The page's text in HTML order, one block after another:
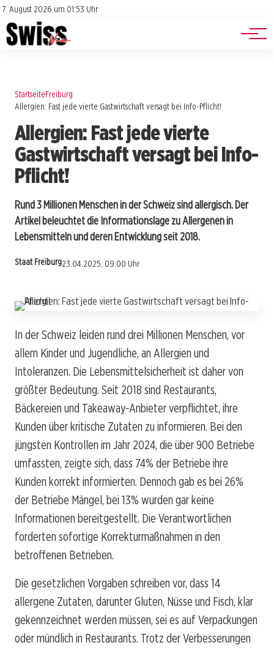
7. August 2026 um 01:53 Uhr
Impressum
Datenschutz
Jobs
Events
StartseiteFreiburg
Allergien: Fast jede vierte Gastwirtschaft versagt bei Info-Pflicht!
Allergien: Fast jede vierte
Gastwirtschaft versagt bei Info-
Pflicht!
Rund 3 Millionen Menschen in der Schweiz sind allergisch. Der
Artikel beleuchtet die Informationslage zu Allergenen in
Lebensmitteln und deren Entwicklung seit 2018.
Staat Freiburg23.04.2025, 09:00 Uhr
In der Schweiz leiden rund drei Millionen Menschen, vor
allem Kinder und Jugendliche, an Allergien und
Intoleranzen. Die Lebensmittelsicherheit ist daher von
größter Bedeutung. Seit 2018 sind Restaurants,
Bäckereien und Takeaway-Anbieter verpflichtet, ihre
Kunden über kritische Zutaten zu informieren. Bei den
jüngsten Kontrollen im Jahr 2024, die über 900 Betriebe
umfassten, zeigte sich, dass 74% der Betriebe ihre
Kunden korrekt informierten. Dennoch gab es bei 26%
der Betriebe Mängel, bei 13% wurden gar keine
Informationen bereitgestellt. Die Verantwortlichen
forderten sofortige Korrekturmaßnahmen in den
betroffenen Betrieben.
Die gesetzlichen Vorgaben schreiben vor, dass 14
allergene Zutaten, darunter Gluten, Nüsse und Fisch, klar
gekennzeichnet werden müssen, sei es auf Verpackungen
oder mündlich in Restaurants. Trotz der Verbesserungen